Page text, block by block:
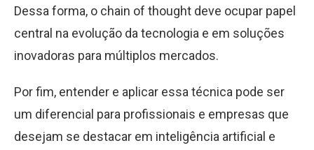
Dessa forma, o chain of thought deve ocupar papel
central na evolução da tecnologia e em soluções
inovadoras para múltiplos mercados.
Por fim, entender e aplicar essa técnica pode ser
um diferencial para profissionais e empresas que
desejam se destacar em inteligência artificial e